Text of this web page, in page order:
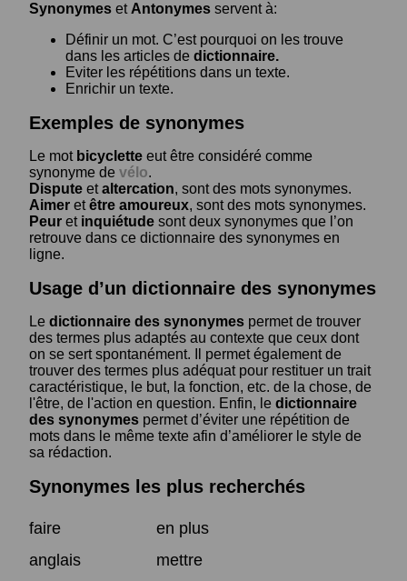
Synonymes et Antonymes servent à:
Définir un mot. C’est pourquoi on les trouve
dans les articles de dictionnaire.
Eviter les répétitions dans un texte.
Enrichir un texte.
Exemples de synonymes
Le mot bicyclette eut être considéré comme
synonyme de vélo.
Dispute etaltercation, sont des mots synonymes.
Aimer etêtre amoureux, sont des mots synonymes.
Peur et inquiétude sont deux synonymes que l’on
retrouve dans ce dictionnaire des synonymes en
ligne.
Usage d’un dictionnaire des synonymes
Le dictionnaire des synonymes permet de trouver
des termes plus adaptés au contexte que ceux dont
on se sert spontanément. Il permet également de
trouver des termes plus adéquat pour restituer un trait
caractéristique, le but, la fonction, etc. de la chose, de
l'être, de l'action en question. Enfin, le dictionnaire
des synonymes permet d’éviter une répétition de
mots dans le même texte afin d’améliorer le style de
sa rédaction.
Synonymes les plus recherchés
faire
en plus
anglais
mettre